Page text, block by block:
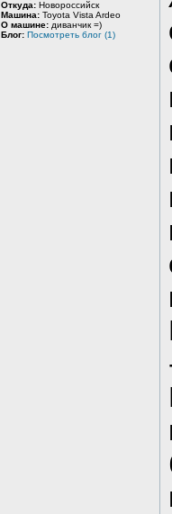
Откуда: Новороссийск
Машина: Toyota Vista Ardeo
О машине: диванчик =)
Блог: Посмотреть блог (1)